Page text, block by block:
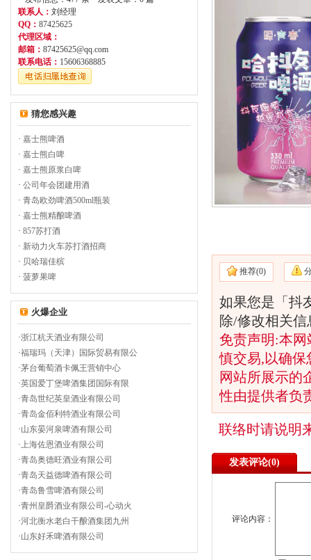
联系人： 刘经理
QQ： 87425625
代理区域：
邮箱： 87425625@qq.com
联系电话： 15606368885
猜您感兴趣
· 嘉士熊啤酒
· 嘉士熊白啤
· 嘉士熊原浆白啤
· 公司年会团建用酒
· 青岛欧劲啤酒500ml瓶装
· 嘉士熊精酿啤酒
· 857苏打酒
· 新动力火车苏打酒招商
· 贝哈瑞佳槟
· 菠萝果啤
火爆企业
·浙江杭天酒业有限公司
·福瑞玛（天津）国际贸易有限公
·茅台葡萄酒卡佩王营销中心
·英国爱丁堡啤酒集团国际有限
·青岛世纪英皇酒业有限公司
·青岛金佰利特酒业有限公司
·山东晏河泉啤酒有限公司
·上海佐恩酒业有限公司
·青岛奥德旺酒业有限公司
·青岛天益德啤酒有限公司
·青岛鲁雪啤酒有限公司
·青州皇爵酒业有限公司-心动火
·河北衡水老白干酿酒集团九州
·山东好禾啤酒有限公司
推荐(0)
如果您是「抖
除/修改相关
免责声明:本
慎交易,以确
网站所展示的
性由提供者负
联络时请说明
发表评论(0)
评论内容：